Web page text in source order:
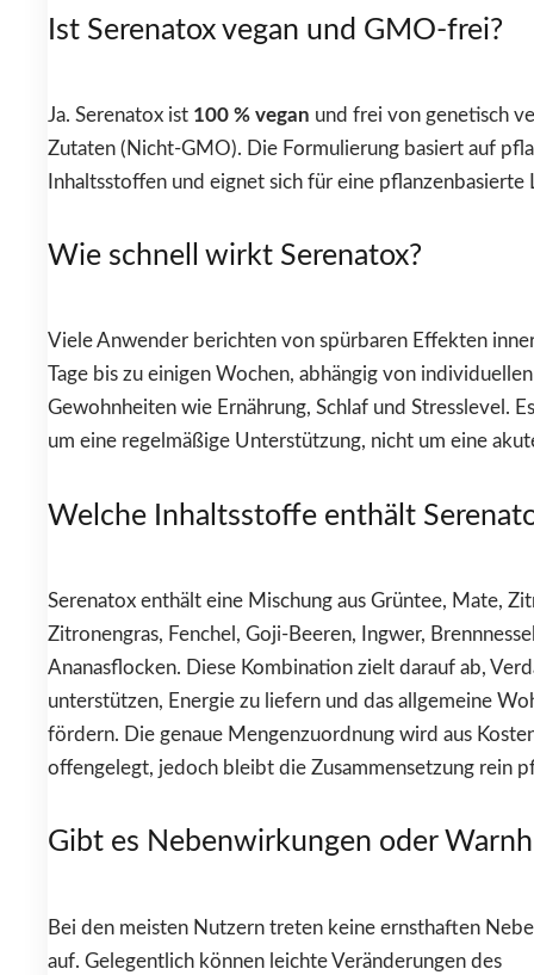
Ist Serenatox vegan und GMO-frei?
Ja. Serenatox ist 100 % vegan und frei von genetisch
Zutaten (Nicht-GMO). Die Formulierung basiert auf
Inhaltsstoffen und eignet sich für eine pflanzenbasierte
Wie schnell wirkt Serenatox?
Viele Anwender berichten von spürbaren Effekten
Tage bis zu einigen Wochen, abhängig von individuellen
Gewohnheiten wie Ernährung, Schlaf und Stresslevel.
um eine regelmäßige Unterstützung, nicht um eine
Welche Inhaltsstoffe enthält
Serenatox enthält eine Mischung aus Grüntee, Mate,
Zitronengras, Fenchel, Goji-Beeren, Ingwer,
Ananasflocken. Diese Kombination zielt darauf ab,
unterstützen, Energie zu liefern und das allgemeine
fördern. Die genaue Mengenzuordnung wird aus
offengelegt, jedoch bleibt die Zusammensetzung rein
Gibt es Nebenwirkungen oder
Bei den meisten Nutzern treten keine ernsthaften
auf. Gelegentlich können leichte Veränderungen des